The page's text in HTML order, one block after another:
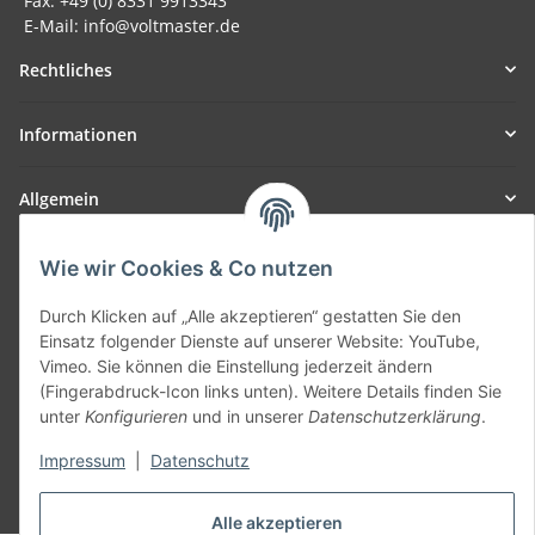
Alle akzeptieren
Wie wir Cookies & Co nutzen
Durch Klicken auf „Alle akzeptieren“ gestatten Sie den
Einsatz folgender Dienste auf unserer Website: YouTube,
Vimeo. Sie können die Einstellung jederzeit ändern
(Fingerabdruck-Icon links unten). Weitere Details finden Sie
unter Konfigurieren und in unserer Datenschutzerklärung.
Impressum Datenschutz
E-Mail: info@voltmaster.de
Rechtliches
Informationen
Allgemein
Teil unseres Netzwerks:
Vertrag widerrufen